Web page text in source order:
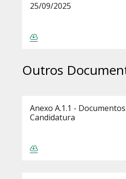
25/09/2025
Outros
Anexo A.1.1 -
Candidatura